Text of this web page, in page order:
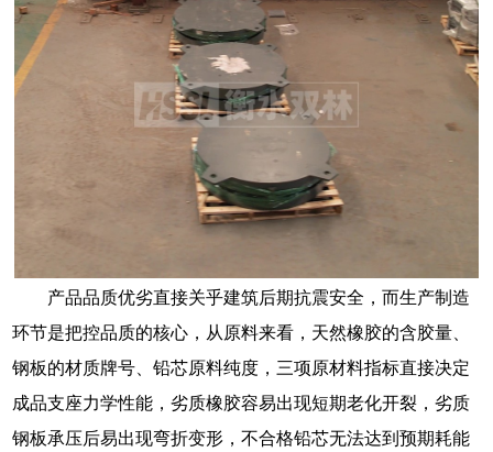
产品品质优劣直接关乎建筑后期抗震安全，而生产制造
环节是把控品质的核心，从原料来看，天然橡胶的含胶量、
钢板的材质牌号、铅芯原料纯度，三项原材料指标直接决定
成品支座力学性能，劣质橡胶容易出现短期老化开裂，劣质
钢板承压后易出现弯折变形，不合格铅芯无法达到预期耗能